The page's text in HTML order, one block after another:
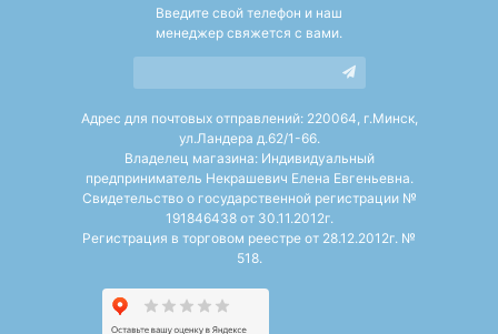
Введите свой телефон и наш
менеджер свяжется с вами.
Адрес для почтовых отправлений: 220064, г.Минск,
ул.Ландера д.62/1-66.
Владелец магазина: Индивидуальный
предприниматель Некрашевич Елена Евгеньевна.
Свидетельство о государственной регистрации №
191846438 от 30.11.2012г.
Регистрация в торговом реестре от 28.12.2012г. №
518.